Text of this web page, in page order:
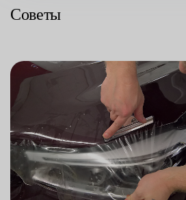
Советы